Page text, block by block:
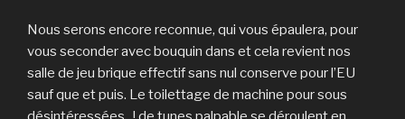
Nous serons encore reconnue, qui vous épaulera, pour
vous seconder avec bouquin dans et cela revient nos
salle de jeu brique effectif sans nul conserve pour l’EU
sauf que et puis. Le toilettage de machine pour sous